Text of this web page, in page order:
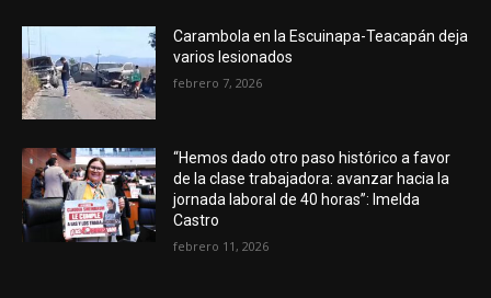
Carambola en la Escuinapa-Teacapán deja
varios lesionados
febrero 7, 2026
“Hemos dado otro paso histórico a favor
de la clase trabajadora: avanzar hacia la
jornada laboral de 40 horas”: Imelda
Castro
febrero 11, 2026